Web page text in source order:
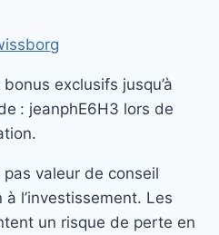
exclusifs jusqu’à
: jeanphE6H3 lors de
pas valeur de conseil
l’investissement. Les
un risque de perte en